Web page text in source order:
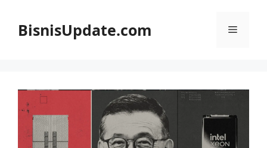
BisnisUpdate.com Menu